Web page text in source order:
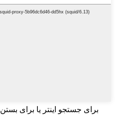
برای جستجو اینتر یا برای بستن